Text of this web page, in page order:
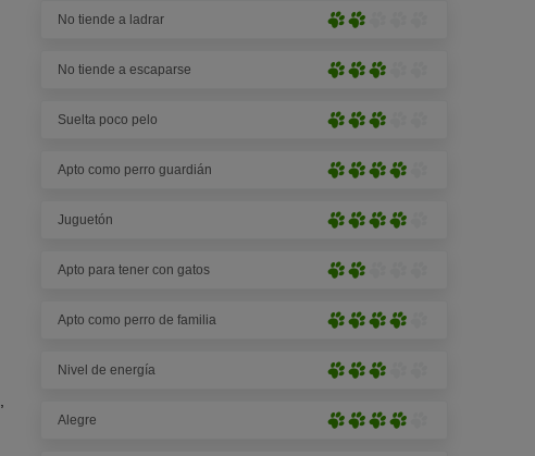
5
(3
5
No tiende a ladrar
Poco
(2
5
No tiende a escaparse
Medianamente
(3
5
Suelta poco pelo
Medianamente
(3
5
Apto como perro guardián
Pronunciado(4
5
Juguetón
Pronunciado(4
5
Apto para tener con gatos
Poco
(2
5
Apto como perro de familia
Pronunciado(4
5
Nivel de energía
Medianamente
(3
Alegre
Pronunciado(4